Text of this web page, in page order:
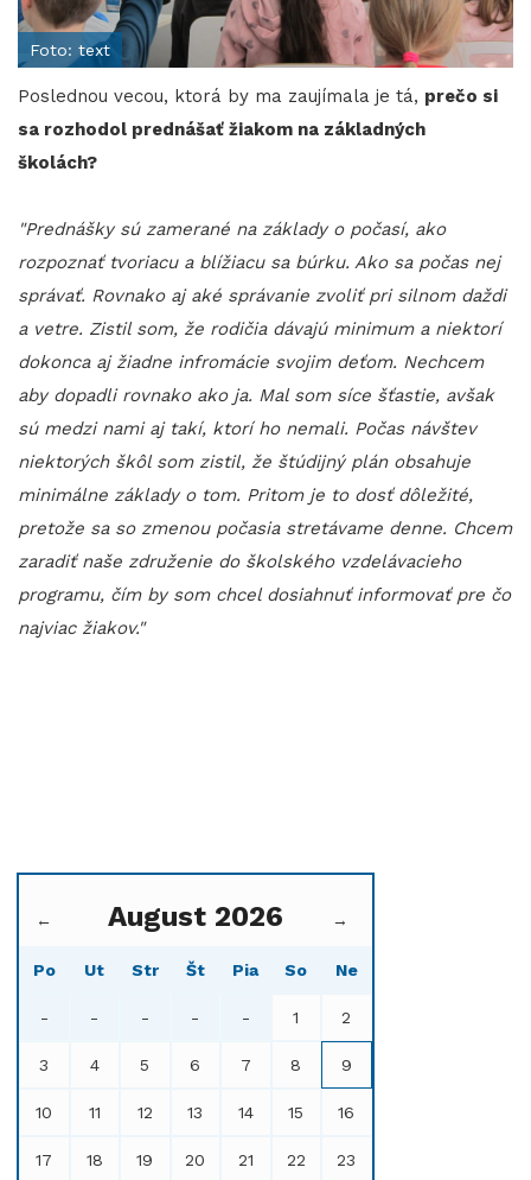
Foto: text
Poslednou vecou, ktorá by ma zaujímala je tá, prečo si
sa rozhodol prednášať žiakom na základných
školách?
"Prednášky sú zamerané na základy o počasí, ako
rozpoznať tvoriacu a blížiacu sa búrku. Ako sa počas nej
správať. Rovnako aj aké správanie zvoliť pri silnom daždi
a vetre. Zistil som, že rodičia dávajú minimum a niektorí
dokonca aj žiadne infromácie svojim deťom. Nechcem
aby dopadli rovnako ako ja. Mal som síce šťastie, avšak
sú medzi nami aj takí, ktorí ho nemali. Počas návštev
niektorých škôl som zistil, že štúdijný plán obsahuje
minimálne základy o tom. Pritom je to dosť dôležité,
pretože sa so zmenou počasia stretávame denne. Chcem
zaradiť naše združenie do školského vzdelávacieho
programu, čím by som chcel dosiahnuť informovať pre čo
najviac žiakov."
← August 2026 →
Po Ut Str Št Pia So Ne
- - - - - 1 2
3 4 5 6 7 8 9
10 11 12 13 14 15 16
17 18 19 20 21 22 23